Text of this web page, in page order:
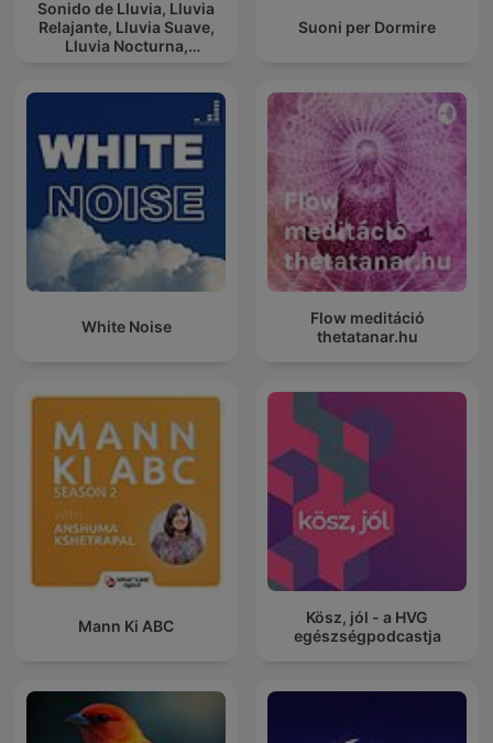
Sonido de Lluvia, Lluvia
Relajante, Lluvia Suave,
Lluvia Nocturna,
Suoni per Dormire
White Noise
Flow meditáció
thetatanar.hu
Mann Ki ABC
Kösz, jól - a HVG
egészségpodcastja